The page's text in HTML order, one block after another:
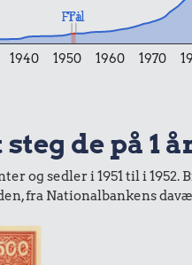
8,53
10 liter
1940 1950 1960 1970
Fra
Til
steg de på 1
og sedler i 1951 til i
fra Nationalbankens